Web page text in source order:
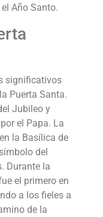
Año Santo.
significativos
Puerta Santa.
Jubileo y
el Papa. La
la Basílica de
del
Durante la
el primero en
a los fieles a
de la